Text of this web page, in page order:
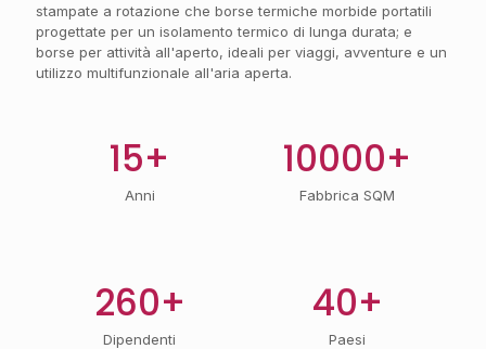
stampate a rotazione che borse termiche morbide portatili
progettate per un isolamento termico di lunga durata; e
borse per attività all'aperto, ideali per viaggi, avventure e un
utilizzo multifunzionale all'aria aperta.
15+
Anni
10000+
Fabbrica SQM
260+
Dipendenti
40+
Paesi